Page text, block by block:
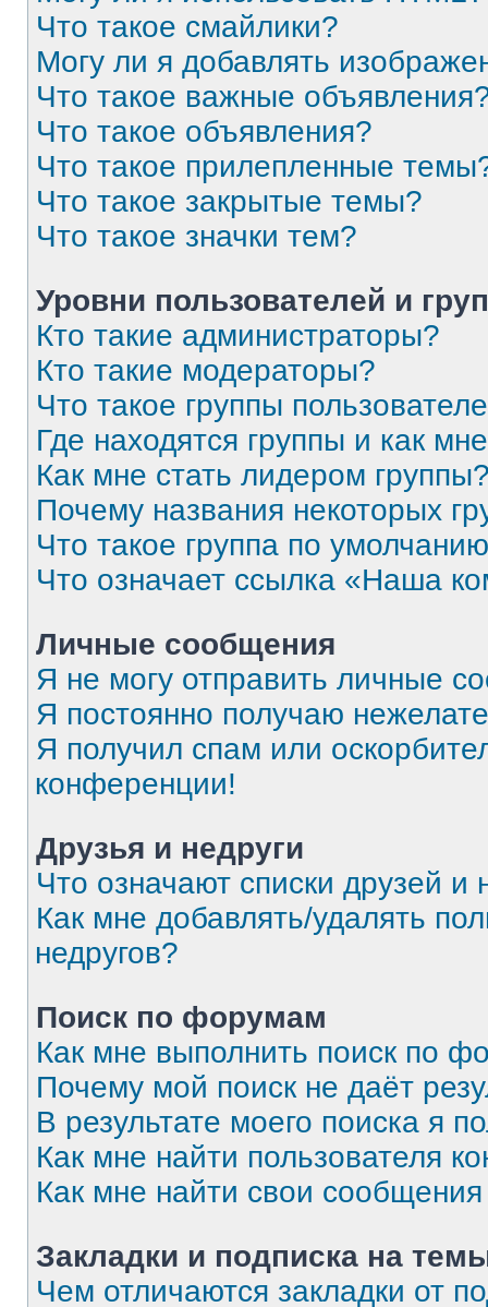
Что такое смайлики?
Могу ли я добавлять
Что такое важные
Что такое объявления?
Что такое прилепленные
Что такое закрытые темы?
Что такое значки тем?
Уровни пользователей и
Кто такие администраторы?
Кто такие модераторы?
Что такое группы
Где находятся группы и как
Как мне стать лидером
Почему названия некоторых
Что такое группа по
Что означает ссылка «Наша
Личные сообщения
Я не могу отправить личные
Я постоянно получаю
Я получил спам или
конференции!
Друзья и недруги
Что означают списки друзей и
Как мне добавлять/удалять
недругов?
Поиск по форумам
Как мне выполнить поиск по
Почему мой поиск не даёт
В результате моего поиска я
Как мне найти пользователя
Как мне найти свои
Закладки и подписка на
Чем отличаются закладки от